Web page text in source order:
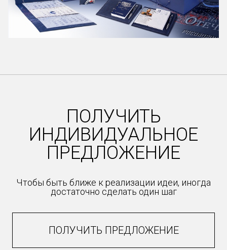
of
ПОЛУЧИТЬ
ИНДИВИДУАЛЬНОЕ
ПРЕДЛОЖЕНИЕ
Чтобы быть ближе к реализации идеи, иногда
достаточно сделать один шаг
ПОЛУЧИТЬ ПРЕДЛОЖЕНИЕ